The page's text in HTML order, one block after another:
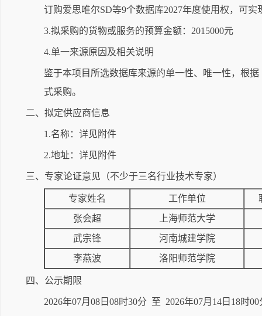
订购爱思唯尔SD等9个数据库2027年度使用权，可
3.拟采购的货物或服务的预算金额：2015000元
4.单一来源原因及相关说明
鉴于本项目所选数据库来源的单一性、唯一性，根
式采购。
二、拟定供应商信息
1.名称：详见附件
2.地址：详见附件
三、专家论证意见（不少于三名行业技术专家）
专家姓名 工作单位
张会超
上海师范大学
武宗锋
河南城建学院
李燕波
洛阳师范学院
四、公示期限
2026年07月08日08时30分 至 2026年07月14日18时